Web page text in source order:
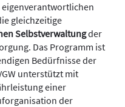
eigenverantwortlichen
gleichzeitige
Selbstverwaltungder
Das Programm ist
Bedürfnisse der
unterstützt mit
einer
der